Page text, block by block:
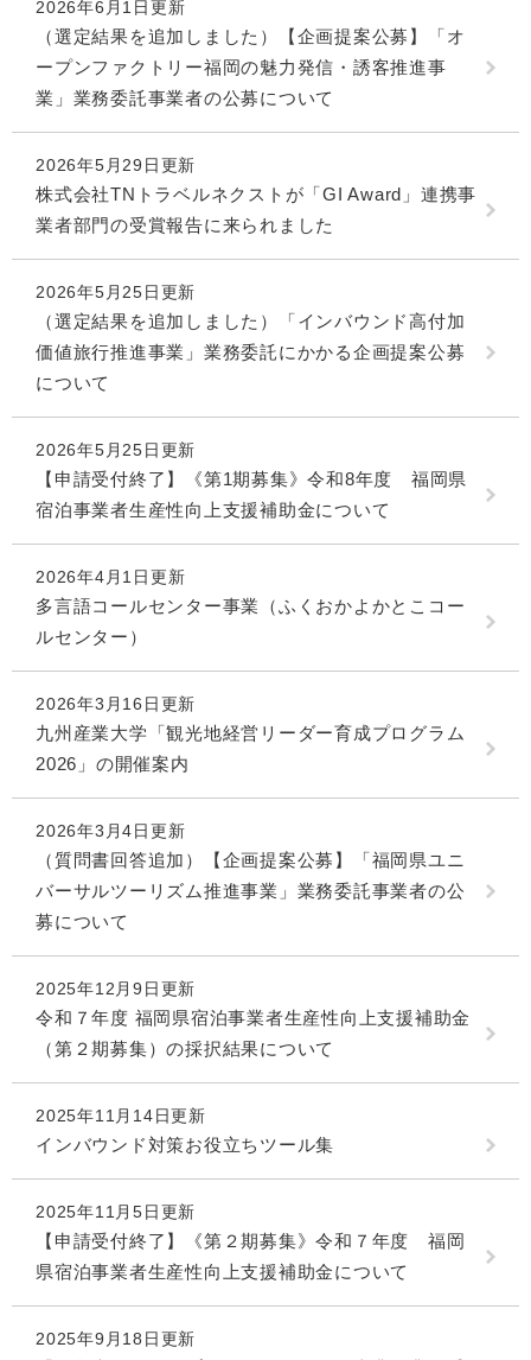
2026年6月1日更新
（選定結果を追加しました）【企画提案公募】「オ
ープンファクトリー福岡の魅力発信・誘客推進事
業」業務委託事業者の公募について
2026年5月29日更新
株式会社TNトラベルネクストが「GI Award」連携事
業者部門の受賞報告に来られました
2026年5月25日更新
（選定結果を追加しました）「インバウンド高付加
価値旅行推進事業」業務委託にかかる企画提案公募
について
2026年5月25日更新
【申請受付終了】《第1期募集》令和8年度 福岡県
宿泊事業者生産性向上支援補助金について
2026年4月1日更新
多言語コールセンター事業（ふくおかよかとこコー
ルセンター）
2026年3月16日更新
九州産業大学「観光地経営リーダー育成プログラム
2026」の開催案内
2026年3月4日更新
（質問書回答追加）【企画提案公募】「福岡県ユニ
バーサルツーリズム推進事業」業務委託事業者の公
募について
2025年12月9日更新
令和７年度 福岡県宿泊事業者生産性向上支援補助金
（第２期募集）の採択結果について
2025年11月14日更新
インバウンド対策お役立ちツール集
2025年11月5日更新
【申請受付終了】《第２期募集》令和７年度 福岡
県宿泊事業者生産性向上支援補助金について
2025年9月18日更新